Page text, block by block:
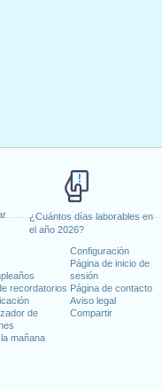
¿Cuántos días laborables en
el año 2026?
recordatorios
de
mañana
Configuración
Página de inicio de
sesión
Página de contacto
Aviso legal
Compartir